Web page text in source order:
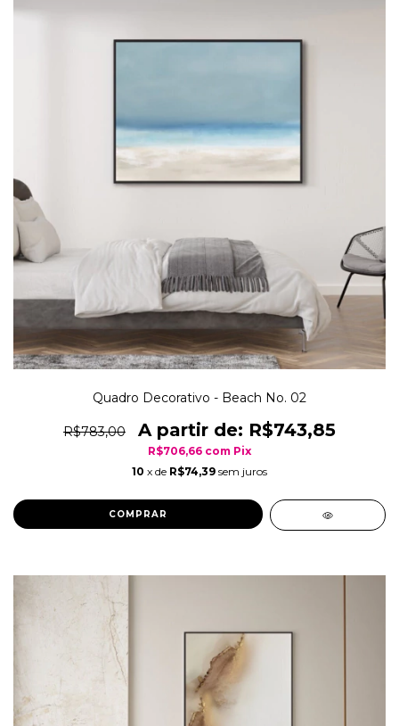
Quadro Decorativo - Beach No. 02
R$783,00 R$743,85
R$706,66 com Pix
10 x de R$74,39 sem juros
COMPRAR